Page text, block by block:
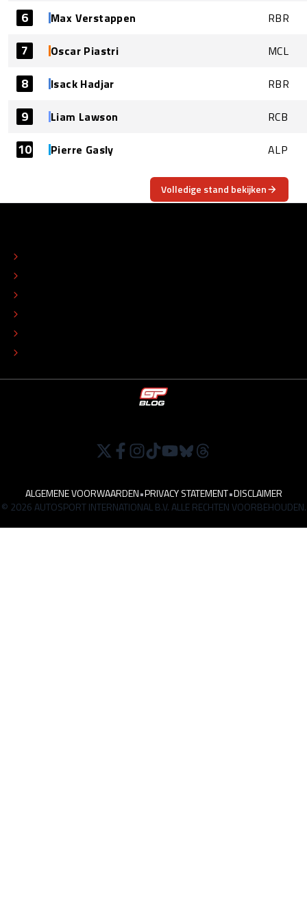
6 Max Verstappen RBR
7 Oscar Piastri MCL
8 Isack Hadjar RBR
9 Liam Lawson RCB
10 Pierre Gasly ALP
Volledige stand bekijken
ALGEMENE VOORWAARDEN•PRIVACY STATEMENT•DISCLAIMER
© 2026 AUTOSPORT INTERNATIONAL B.V. ALLE RECHTEN VOORBEHOUDEN.